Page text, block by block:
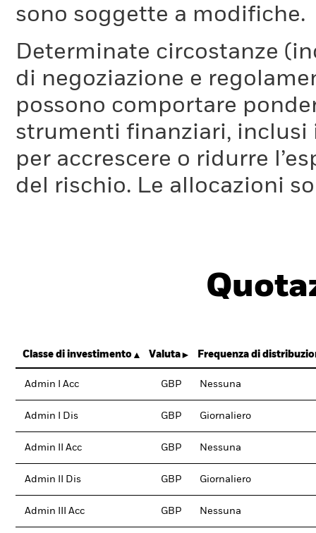
sono soggette a modifiche.
Determinate circostanze
di negoziazione e
possono comportare
strumenti finanziari, inclusi
per accrescere o ridurre
del rischio. Le allocazioni
Classe di investimento Valuta Frequenza di
Admin I Acc GBP Nessuna
Admin I Dis GBP Giornaliero
Admin II Acc GBP Nessuna
Admin II Dis GBP Giornaliero
Admin III Acc GBP Nessuna